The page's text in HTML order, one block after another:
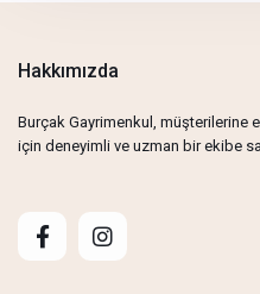
Hakkımızda
Burçak Gayrimenkul, müşterilerine
için deneyimli ve uzman bir ekibe